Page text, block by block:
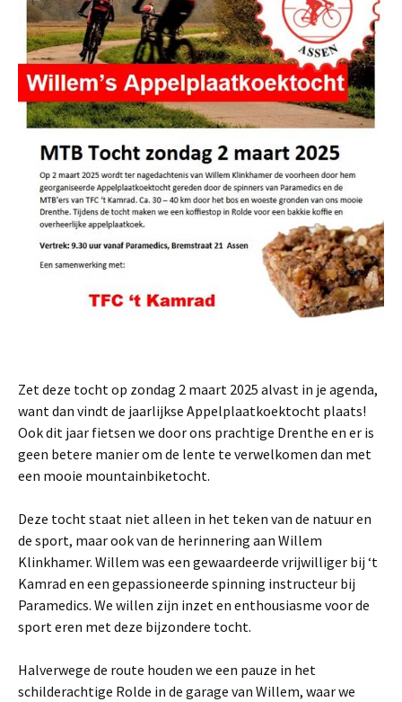
Zet deze tocht op zondag 2 maart 2025 alvast in je agenda,
want dan vindt de jaarlijkse Appelplaatkoektocht plaats!
Ook dit jaar fietsen we door ons prachtige Drenthe en er is
geen betere manier om de lente te verwelkomen dan met
een mooie mountainbiketocht.
Deze tocht staat niet alleen in het teken van de natuur en
de sport, maar ook van de herinnering aan Willem
Klinkhamer. Willem was een gewaardeerde vrijwilliger bij ‘t
Kamrad en een gepassioneerde spinning instructeur bij
Paramedics. We willen zijn inzet en enthousiasme voor de
sport eren met deze bijzondere tocht.
Halverwege de route houden we een pauze in het
schilderachtige Rolde in de garage van Willem, waar we